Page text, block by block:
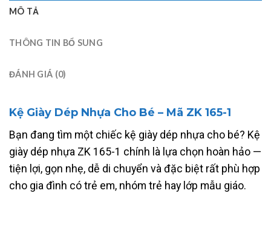
MÔ TẢ
THÔNG TIN BỔ SUNG
ĐÁNH GIÁ (0)
Kệ Giày Dép Nhựa Cho Bé – Mã ZK 165-1
Bạn đang tìm một chiếc kệ giày dép nhựa cho bé? Kệ
giày dép nhựa ZK 165-1 chính là lựa chọn hoàn hảo —
tiện lợi, gọn nhẹ, dễ di chuyển và đặc biệt rất phù hợp
cho gia đình có trẻ em, nhóm trẻ hay lớp mẫu giáo.